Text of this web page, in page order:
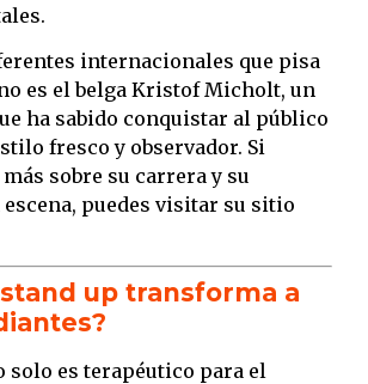
internacionales que pisa
es el belga Kristof Micholt, un
ha sabido conquistar al público
fresco y observador. Si
sobre su carrera y su
puedes visitar su sitio
up transforma a
solo es terapéutico para el